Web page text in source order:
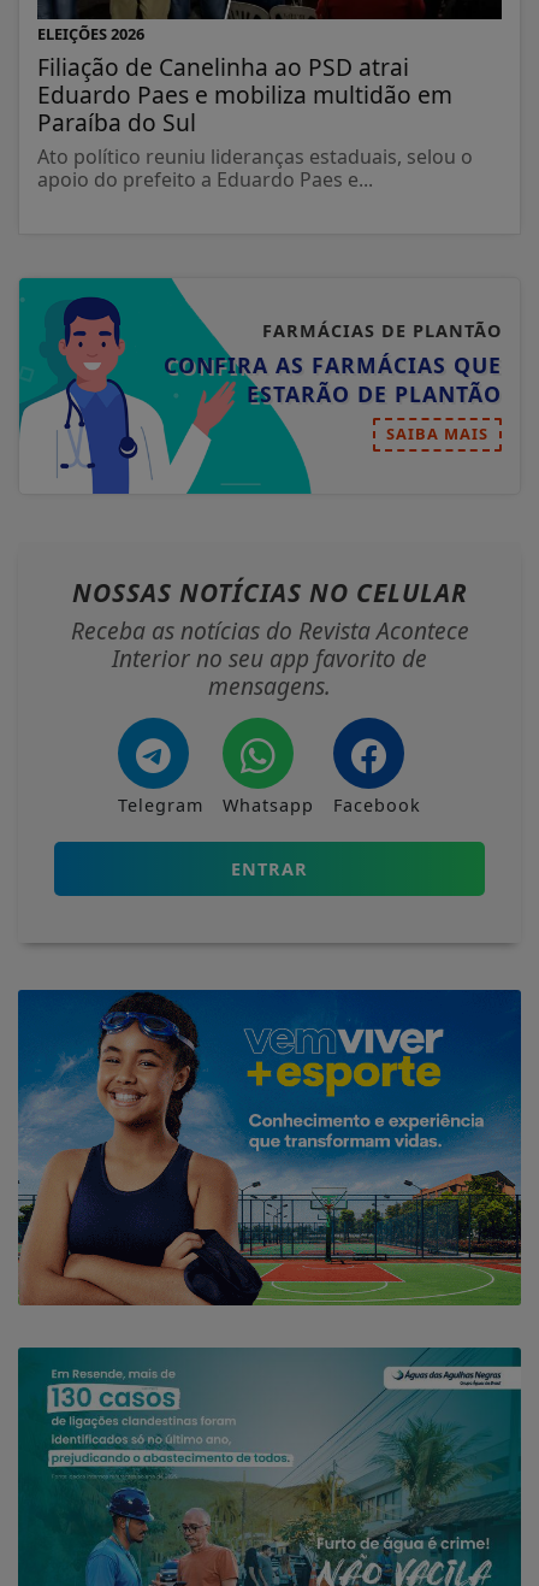
ELEIÇÕES 2026
Filiação de Canelinha ao PSD atrai
Eduardo Paes e mobiliza multidão em
Paraíba do Sul
Ato político reuniu lideranças estaduais, selou o
apoio do prefeito a Eduardo Paes e...
FARMÁCIAS DE PLANTÃO
CONFIRA AS FARMÁCIAS QUE
ESTARÃO DE PLANTÃO
SAIBA MAIS
NOSSAS NOTÍCIAS NO CELULAR
Receba as notícias do Revista Acontece
Interior no seu app favorito de
mensagens.
Telegram Whatsapp Facebook
ENTRAR